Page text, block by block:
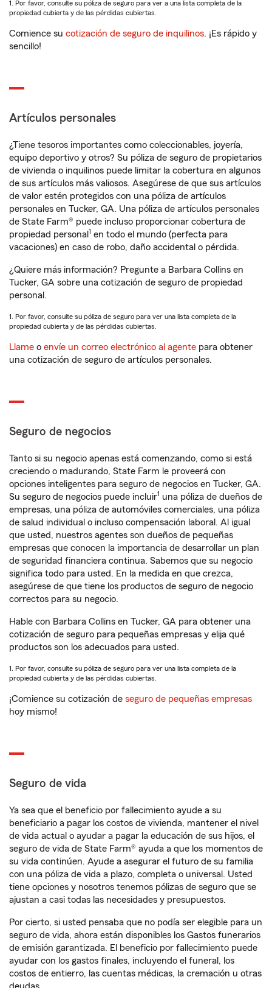
1. Por favor, consulte su póliza de seguro para ver a una lista completa de la
propiedad cubierta y de las pérdidas cubiertas.
Comience su cotización de seguro de inquilinos. ¡Es rápido y
sencillo!
Artículos personales
¿Tiene tesoros importantes como coleccionables, joyería,
equipo deportivo y otros? Su póliza de seguro de propietarios
de vivienda o inquilinos puede limitar la cobertura en algunos
de sus artículos más valiosos. Asegúrese de que sus artículos
de valor estén protegidos con una póliza de artículos
personales en Tucker, GA. Una póliza de artículos personales
de State Farm® puede incluso proporcionar cobertura de
propiedad personal 1 en todo el mundo (perfecta para
vacaciones) en caso de robo, daño accidental o pérdida.
¿Quiere más información? Pregunte a Barbara Collins en
Tucker, GA sobre una cotización de seguro de propiedad
personal.
1. Por favor, consulte su póliza de seguro para ver una lista completa de la
propiedad cubierta y de las pérdidas cubiertas.
Llame o envíe un correo electrónico al agente para obtener
una cotización de seguro de artículos personales.
Seguro de negocios
Tanto si su negocio apenas está comenzando, como si está
creciendo o madurando, State Farm le proveerá con
opciones inteligentes para seguro de negocios en Tucker, GA.
Su seguro de negocios puede incluir1 una póliza de dueños de
empresas, una póliza de automóviles comerciales, una póliza
de salud individual o incluso compensación laboral. Al igual
que usted, nuestros agentes son dueños de pequeñas
empresas que conocen la importancia de desarrollar un plan
de seguridad financiera continua. Sabemos que su negocio
significa todo para usted. En la medida en que crezca,
asegúrese de que tiene los productos de seguro de negocio
correctos para su negocio.
Hable con Barbara Collins en Tucker, GA para obtener una
cotización de seguro para pequeñas empresas y elija qué
productos son los adecuados para usted.
1. Por favor, consulte su póliza de seguro para ver una lista completa de la
propiedad cubierta y de las pérdidas cubiertas.
¡Comience su cotización de seguro de pequeñas empresas
hoy mismo!
Seguro de vida
Ya sea que el beneficio por fallecimiento ayude a su
beneficiario a pagar los costos de vivienda, mantener el nivel
de vida actual o ayudar a pagar la educación de sus hijos, el
seguro de vida de State Farm® ayuda a que los momentos de
su vida continúen. Ayude a asegurar el futuro de su familia
con una póliza de vida a plazo, completa o universal. Usted
tiene opciones y nosotros tenemos pólizas de seguro que se
ajustan a casi todas las necesidades y presupuestos.
Por cierto, si usted pensaba que no podía ser elegible para un
seguro de vida, ahora están disponibles los Gastos funerarios
de emisión garantizada. El beneficio por fallecimiento puede
ayudar con los gastos finales, incluyendo el funeral, los
costos de entierro, las cuentas médicas, la cremación u otras